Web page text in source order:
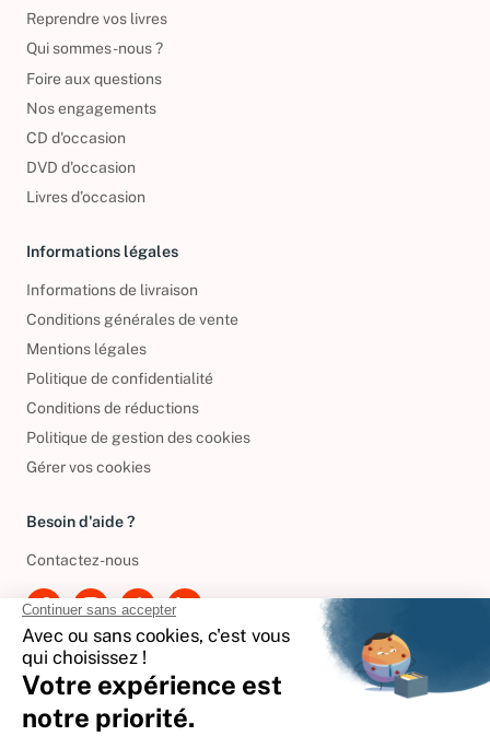
Reprendre vos livres
Qui sommes-nous ?
Foire aux questions
Nos engagements
CD d'occasion
DVD d'occasion
Livres d’occasion
Informations légales
Informations de livraison
Conditions générales de vente
Mentions légales
Politique de confidentialité
Conditions de réductions
Politique de gestion des cookies
Gérer vos cookies
Besoin d'aide ?
Contactez-nous
International
🇪🇸 Espagne
🇩🇪Allemagne